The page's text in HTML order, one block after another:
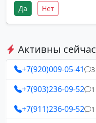
Да Нет
Активны сейчас
+7(920)009-05-41 3
+7(903)236-09-52 1
+7(911)236-09-52 1